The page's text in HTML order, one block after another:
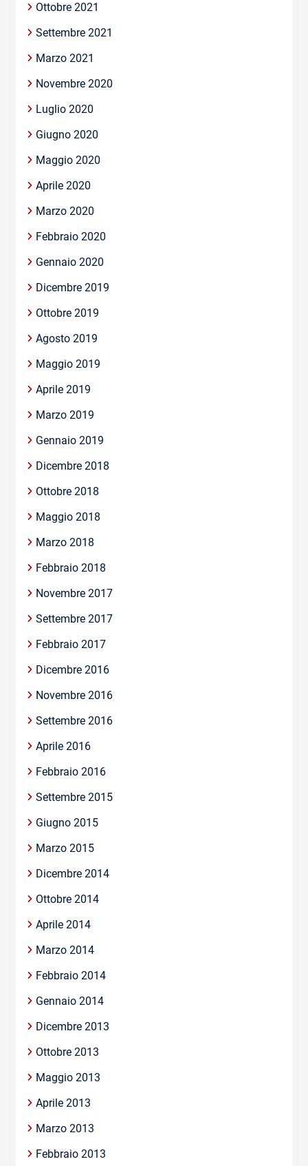
Ottobre 2021
Settembre 2021
Marzo 2021
Novembre 2020
Luglio 2020
Giugno 2020
Maggio 2020
Aprile 2020
Marzo 2020
Febbraio 2020
Gennaio 2020
Dicembre 2019
Ottobre 2019
Agosto 2019
Maggio 2019
Aprile 2019
Marzo 2019
Gennaio 2019
Dicembre 2018
Ottobre 2018
Maggio 2018
Marzo 2018
Febbraio 2018
Novembre 2017
Settembre 2017
Febbraio 2017
Dicembre 2016
Novembre 2016
Settembre 2016
Aprile 2016
Febbraio 2016
Settembre 2015
Giugno 2015
Marzo 2015
Dicembre 2014
Ottobre 2014
Aprile 2014
Marzo 2014
Febbraio 2014
Gennaio 2014
Dicembre 2013
Ottobre 2013
Maggio 2013
Aprile 2013
Marzo 2013
Febbraio 2013